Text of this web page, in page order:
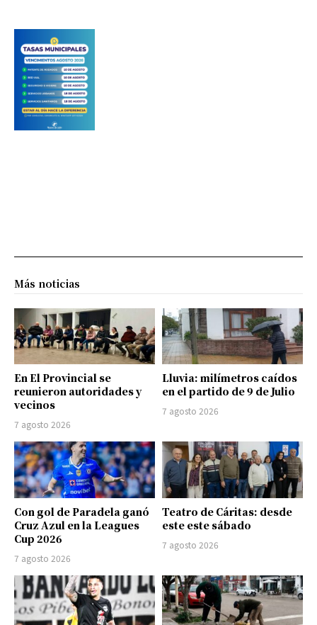
Más noticias
En El Provincial se
reunieron autoridades y
vecinos
7 agosto 2026
Lluvia: milímetros caídos
en el partido de 9 de Julio
7 agosto 2026
Con gol de Paradela ganó
Cruz Azul en la Leagues
Cup 2026
7 agosto 2026
Teatro de Cáritas: desde
este este sábado
7 agosto 2026